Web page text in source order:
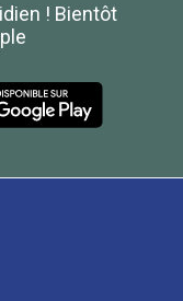
! Bientôt